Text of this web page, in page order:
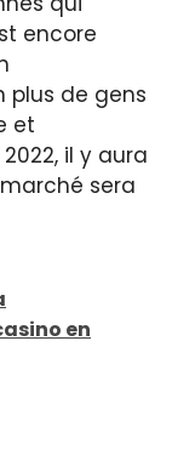
encore
plus de gens
et
il y aura
sera
en